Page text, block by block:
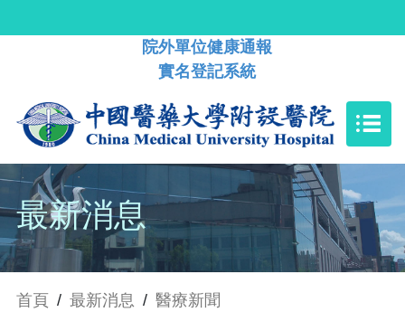
院外單位健康通報
實名登記系統
最新消息
首頁 / 最新消息 / 醫療新聞